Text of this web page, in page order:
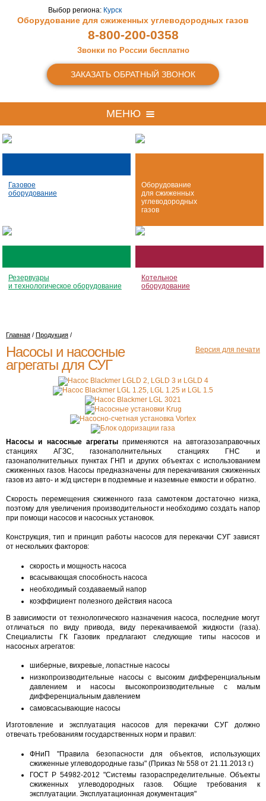
Выбор региона: Курск
Оборудование для сжиженных углеводородных газов
8-800-200-0358
Звонки по России бесплатно
ЗАКАЗАТЬ ОБРАТНЫЙ ЗВОНОК
МЕНЮ
Газовое
оборудование
Оборудование
для сжиженных
углеводородных
газов
Резервуары
и технологическое оборудование
Котельное
оборудование
Главная / Продукция /
Версия для печати
Насосы и насосные
агрегаты для СУГ
Насосы и насосные агрегаты применяются на автогазозаправочных
станциях АГЗС, газонаполнительных станциях ГНС и
газонаполнительных пунктах ГНП и других объектах с использованием
сжиженных газов. Насосы предназначены для перекачивания сжиженных
газов из авто- и ж/д цистерн в подземные и наземные емкости и обратно.
Скорость перемещения сжиженного газа самотеком достаточно низка,
поэтому для увеличения производительности необходимо создать напор
при помощи насосов и насосных установок.
Конструкция, тип и принцип работы насосов для перекачки СУГ зависят
от нескольких факторов:
скорость и мощность насоса
всасывающая способность насоса
необходимый создаваемый напор
коэффициент полезного действия насоса
В зависимости от технологического назначения насоса, последние могут
отличаться по виду привода, виду перекачиваемой жидкости (газа).
Специалисты ГК Газовик предлагают следующие типы насосов и
насосных агрегатов:
шиберные, вихревые, лопастные насосы
низкопроизводительные насосы с высоким дифференциальным
давлением и насосы высокопроизводительные с малым
дифференциальным давлением
самовсасывающие насосы
Изготовление и эксплуатация насосов для перекачки СУГ должно
отвечать требованиям государственных норм и правил:
ФНиП "Правила безопасности для объектов, использующих
сжиженные углеводородные газы" (Приказ № 558 от 21.11.2013 г.)
ГОСТ Р 54982-2012 "Системы газораспределительные. Объекты
сжиженных углеводородных газов. Общие требования к
эксплуатации. Эксплуатационная документация"